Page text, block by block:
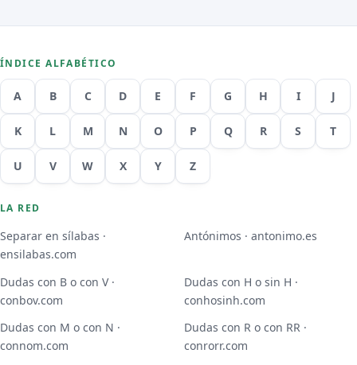
ÍNDICE ALFABÉTICO
A B C D E F G H I J
K L M N O P Q R S T
U V W X Y Z
LA RED
Separar en sílabas ·
ensilabas.com
Antónimos · antonimo.es
Dudas con B o con V ·
conbov.com
Dudas con H o sin H ·
conhosinh.com
Dudas con M o con N ·
connom.com
Dudas con R o con RR ·
conrorr.com